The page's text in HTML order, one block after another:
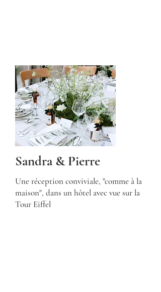
Sandra & Pierre
Une réception conviviale, "comme à la
maison", dans un hôtel avec vue sur la
Tour Eiffel